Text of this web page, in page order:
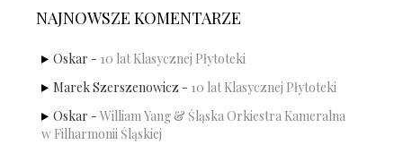
NAJNOWSZE KOMENTARZE
Oskar - 10 lat Klasycznej Płytoteki
Marek Szerszenowicz - 10 lat Klasycznej Płytoteki
Oskar - William Yang & Śląska Orkiestra Kameralna
w Filharmonii Śląskiej